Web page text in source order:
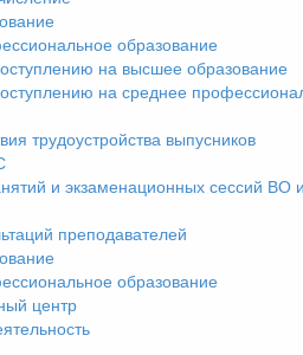
образование
на высшее образование
на среднее
трудоустройства выпусников
и экзаменационных сессий
преподавателей
образование
центр